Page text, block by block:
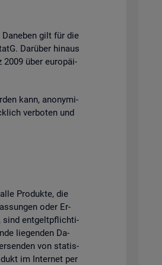
gilt für die
Dar­über hin­aus
2009 über eu­ro­päi­
kann, an­ony­mi­
ver­bo­ten und
Pro­duk­te, die
oder Er­
sind ent­gelt­pflich­ti­
lie­gen­den Da­
von sta­tis­
im In­ter­net per